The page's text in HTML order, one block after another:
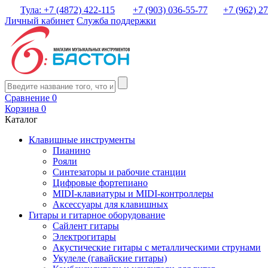
Тула: +7 (4872) 422-115 +7 (903) 036-55-77
+7 (962)
Личный кабинет Служба поддержки
Сравнение 0
Корзина 0
Каталог
Клавишные инструменты
Пианино
Рояли
Синтезаторы и рабочие станции
Цифровые фортепиано
MIDI-клавиатуры и MIDI-контроллеры
Аксессуары для клавишных
Гитары и гитарное оборудование
Сайлент гитары
Электрогитары
Акустические гитары с металлическими струнами
Укулеле (гавайские гитары)